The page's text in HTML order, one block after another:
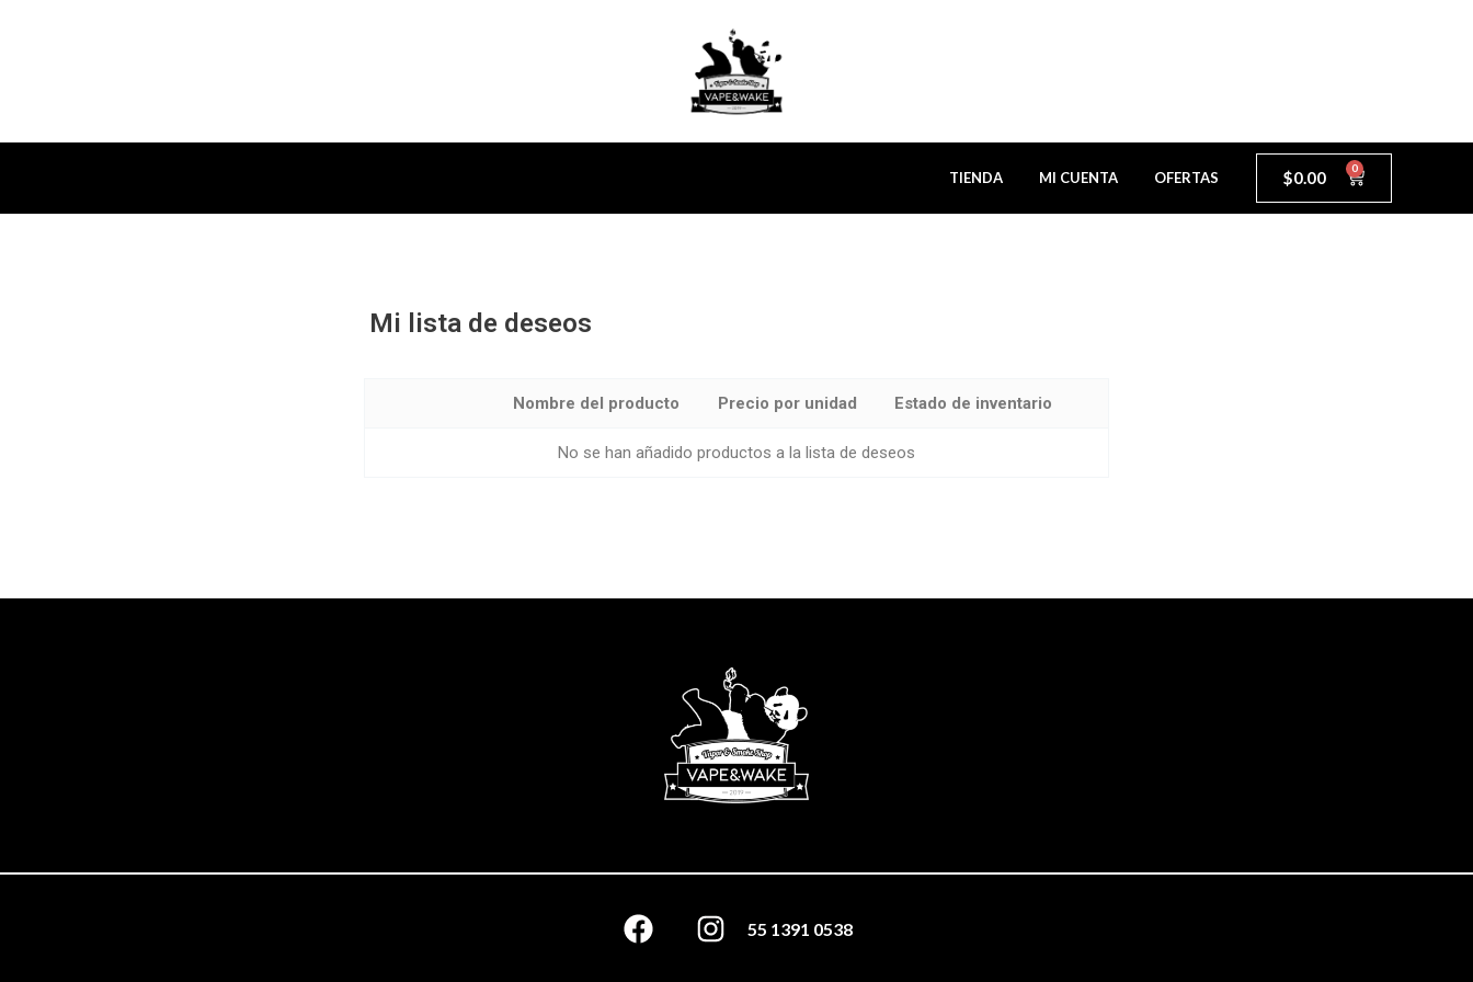
TIENDA MI CUENTA OFERTAS $0.00 0
Mi lista de deseos
Nombre del producto Precio por unidad Estado de inventario
No se han añadido productos a la lista de deseos
55 1391 0538